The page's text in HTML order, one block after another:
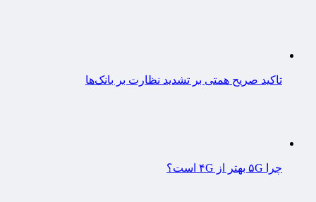
تاکید صریح همتی بر تشدید نظارت بر بانک‌ها
چرا ۵G بهتر از ۴G است؟